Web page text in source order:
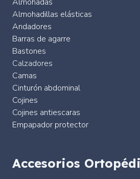
Almohadillas elásticas
Andadores
Barras de agarre
Bastones
Calzadores
Camas
Cinturón abdominal
Cojines
Cojines antiescaras
Empapador protector
Accesorios